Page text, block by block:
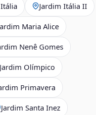
Jardim Itália II
Maria Alice
Nenê Gomes
Jardim Olímpico
Primavera
Jardim Santa Inez